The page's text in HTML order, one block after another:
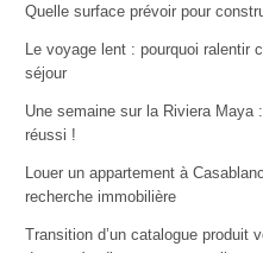
Quelle surface prévoir pour
Le voyage lent : pourquoi ralentir
séjour
Une semaine sur la Riviera Maya
réussi !
Louer un appartement à
recherche immobilière
Transition d’un catalogue produit